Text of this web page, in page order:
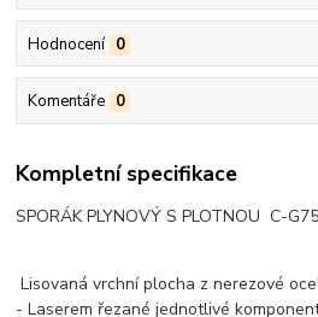
Hodnocení 0
Komentáře 0
Kompletní specifikace
SPORÁK PLYNOVÝ S PLOTNOU C-
Lisovaná vrchní plocha z nerezové
- Laserem řezané jednotlivé